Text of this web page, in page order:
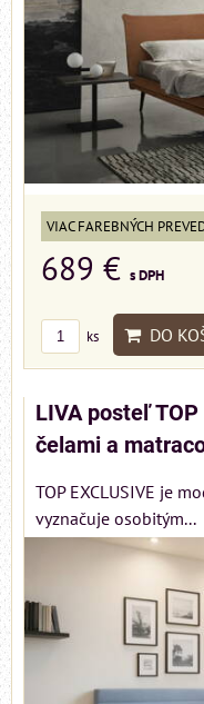
VIAC FAREBNÝCH
689 € s DPH
ks DO
LIVA posteľ TOP
čelami a
TOP EXCLUSIVE je
vyznačuje osobitým...